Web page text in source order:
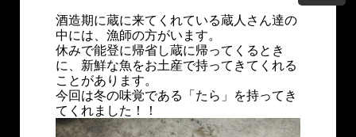
酒造期に蔵に来てくれている蔵人さん達の
中には、漁師の方がいます。
休みで能登に帰省し蔵に帰ってくるとき
に、新鮮な魚をお土産で持ってきてくれる
ことがあります。
今回は冬の味覚である「たら」を持ってき
てくれました！！